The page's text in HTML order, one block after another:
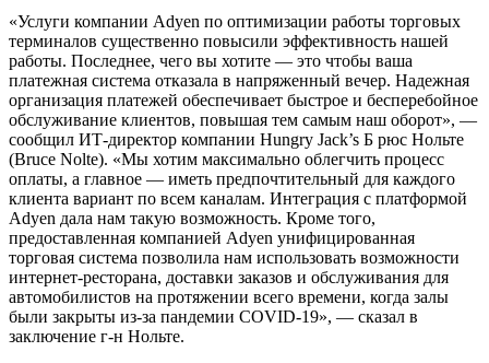
«Услуги компании Adyen по оптимизации работы торговых
терминалов существенно повысили эффективность нашей
работы. Последнее, чего вы хотите — это чтобы ваша
платежная система отказала в напряженный вечер. Надежная
организация платежей обеспечивает быстрое и бесперебойное
обслуживание клиентов, повышая тем самым наш оборот», —
сообщил ИТ-директор компании Hungry Jack’s Б рюс Нольте
(Bruce Nolte). «Мы хотим максимально облегчить процесс
оплаты, а главное — иметь предпочтительный для каждого
клиента вариант по всем каналам. Интеграция с платформой
Adyen дала нам такую возможность. Кроме того,
предоставленная компанией Adyen унифицированная
торговая система позволила нам использовать возможности
интернет-ресторана, доставки заказов и обслуживания для
автомобилистов на протяжении всего времени, когда залы
были закрыты из-за пандемии COVID-19», ― сказал в
заключение г-н Нольте.